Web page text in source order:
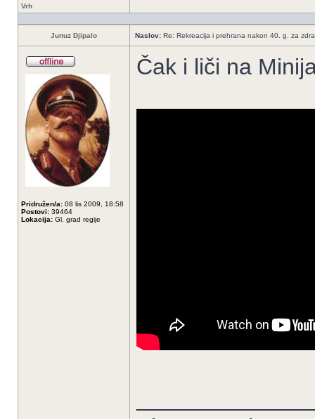
Vrh
Junuz Djipalo Naslov: Re: Rekreacija i prehrana nakon 40. g. za
Pridružen/a: 08 lis 2009, 18:58
Postovi: 39464
Lokacija: Gl. grad regije
Čak i liči na